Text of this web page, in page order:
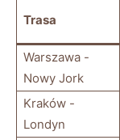
Trasa
Warszawa ‌-
Nowy Jork
Kraków ​- ​
Londyn